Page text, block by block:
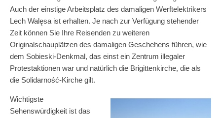
Auch der einstige Arbeitsplatz des damaligen Werftelektrikers
Lech Walęsa ist erhalten. Je nach zur Verfügung stehender
Zeit können Sie Ihre Reisenden zu weiteren
Originalschauplätzen des damaligen Geschehens führen, wie
dem Sobieski-Denkmal, das einst ein Zentrum illegaler
Protestaktionen war und natürlich die Brigittenkirche, die als
die Solidarność-Kirche gilt.
Wichtigste
Sehenswürdigkeit ist das